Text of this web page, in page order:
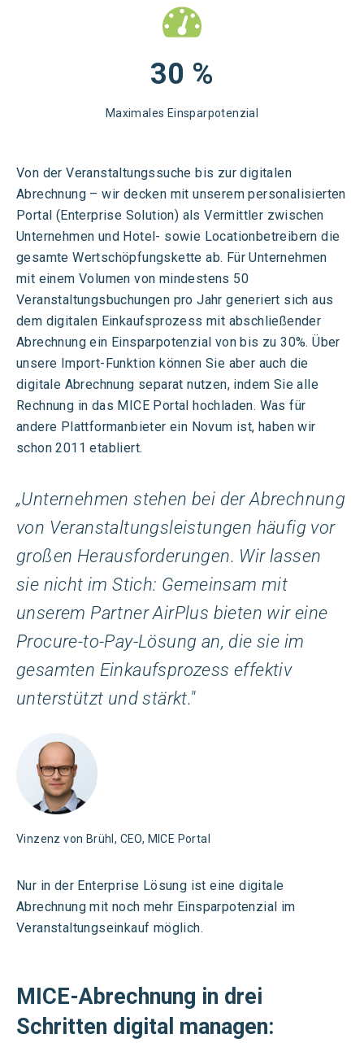
30 %
Maximales Einsparpotenzial
Von der Veranstaltungssuche bis zur digitalen
Abrechnung – wir decken mit unserem personalisierten
Portal (Enterprise Solution) als Vermittler zwischen
Unternehmen und Hotel- sowie Locationbetreibern die
gesamte Wertschöpfungsketteab. Für Unternehmen
mit einemVolumen von mindestens 50
Veranstaltungsbuchungen pro Jahrgeneriert sichaus
dem digitalen Einkaufsprozess mit abschließender
Abrechnung ein Einsparpotenzial von bis zu 30%. Über
unsere Import-Funktion können Sie aber auch die
digitale Abrechnung separat nutzen, indem Sie alle
Rechnung in das MICE Portal hochladen. Was für
andere Plattformanbieter ein Novum ist, haben wir
schon 2011 etabliert.
„Unternehmen stehen bei der Abrechnung
von Veranstaltungsleistungen häufig vor
großen Herausforderungen. Wir lassen
sie nicht im Stich: Gemeinsam mit
unserem Partner AirPlus bieten wir eine
Procure-to-Pay-Lösung an, die sie im
gesamten Einkaufsprozess effektiv
unterstützt und stärkt."
Vinzenz von Brühl, CEO, MICE Portal
Nur in der Enterprise Lösung ist eine digitale
Abrechnung mit noch mehr Einsparpotenzial im
Veranstaltungseinkauf möglich.
MICE-Abrechnung in drei
Schritten digital managen: